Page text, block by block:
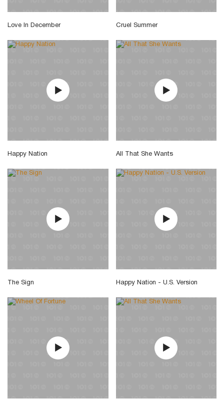
Love In December Cruel Summer
Happy Nation All That She Wants
The Sign Happy Nation - U.S. Version